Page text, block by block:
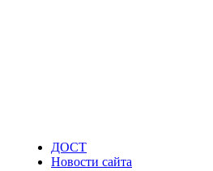
ДОСТ
Новости сайта